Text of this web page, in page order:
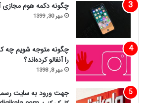
چگونه دکمه هوم مجازی
مهر 30, 1399
چگونه متوجه شویم چه
را آنفالو کرده‌اند؟
مهر 8, 1398
جهت ورود به سایت رسمی